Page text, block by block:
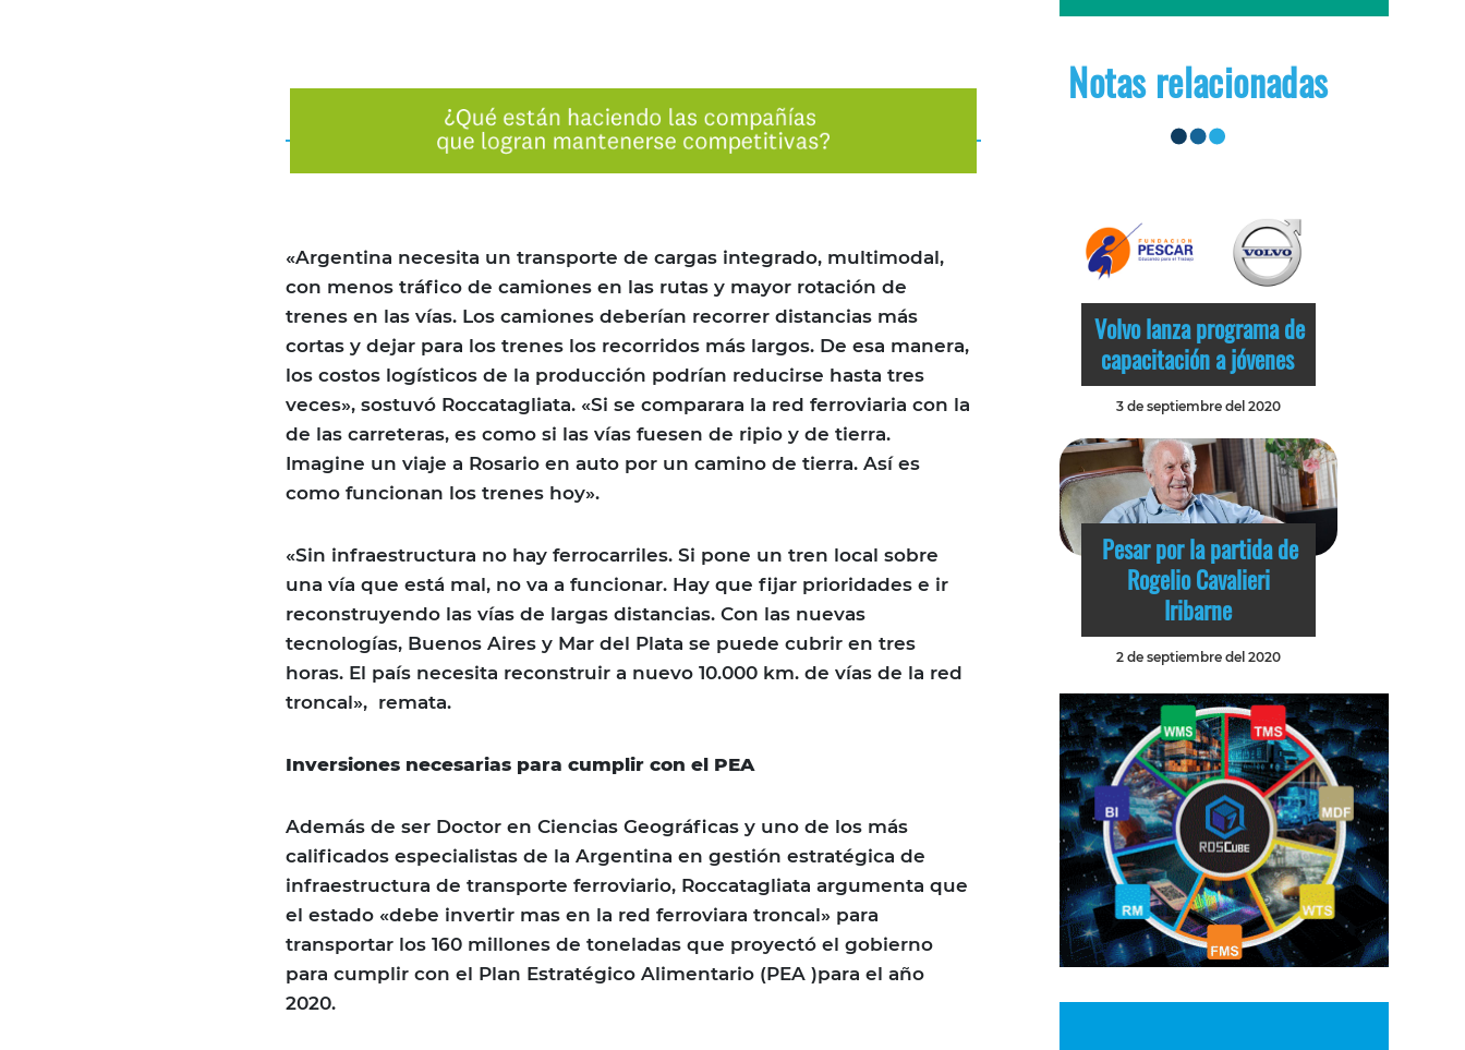
«Argentina necesita un transporte de cargas integrado, multimodal,
con menos tráfico de camiones en las rutas y mayor rotación de
trenes en las vías. Los camiones deberían recorrer distancias más
cortas y dejar para los trenes los recorridos más largos. De esa manera,
los costos logísticos de la producción podrían reducirse hasta tres
veces», sostuvó Roccatagliata. «Si se comparara la red ferroviaria con la
de las carreteras, es como si las vías fuesen de ripio y de tierra.
Imagine un viaje a Rosario en auto por un camino de tierra. Así es
como funcionan los trenes hoy».
«Sin infraestructura no hay ferrocarriles. Si pone un tren local sobre
una vía que está mal, no va a funcionar. Hay que fijar prioridades e ir
reconstruyendo las vías de largas distancias. Con las nuevas
tecnologías, Buenos Aires y Mar del Plata se puede cubrir en tres
horas. El país necesita reconstruir a nuevo 10.000 km. de vías de la red
troncal», remata.
Inversiones necesarias para cumplir con el PEA
Además de ser Doctor en Ciencias Geográficas y uno de los más
calificados especialistas de la Argentina en gestión estratégica de
infraestructura de transporte ferroviario, Roccatagliata argumenta que
el estado «debe invertir mas en la red ferroviara troncal» para
transportar los 160 millones de toneladas que proyectó el gobierno
para cumplir con el Plan Estratégico Alimentario (PEA )para el año
2020.
Notas relacionadas
Volvo lanza programa de
capacitación a jóvenes
3 de septiembre del 2020
Pesar por la partida de
Rogelio Cavalieri
Iribarne
2 de septiembre del 2020